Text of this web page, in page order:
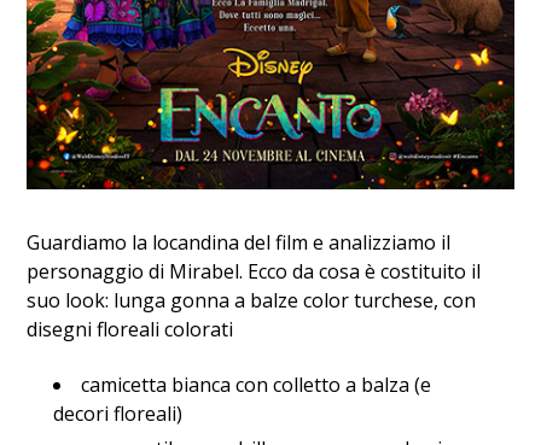
Guardiamo la locandina del film e analizziamo il
personaggio di Mirabel. Ecco da cosa è costituito il
suo look: lunga gonna a balze color turchese, con
disegni floreali colorati
camicetta bianca con colletto a balza (e
decori floreali)